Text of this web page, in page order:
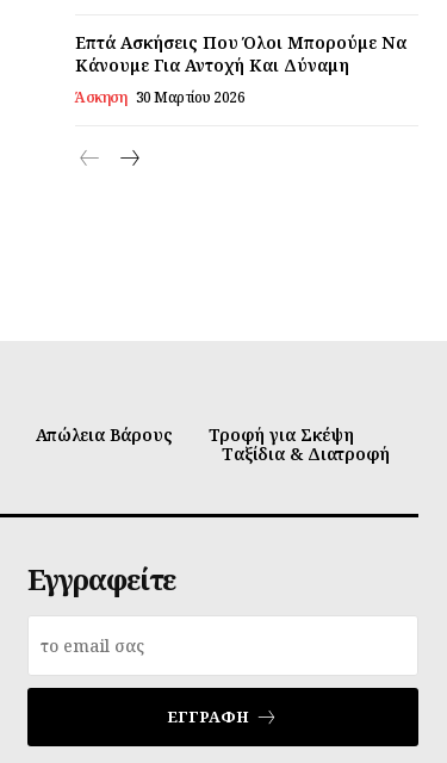
Επτά Ασκήσεις Που Όλοι Μπορούμε Να
Κάνουμε Για Αντοχή Και Δύναμη
Άσκηση 30 Μαρτίου 2026
Απώλεια Βάρους
Τροφή για Σκέψη
Ταξίδια & Διατροφή
Εγγραφείτε
ΕΓΓΡΑΦΉ